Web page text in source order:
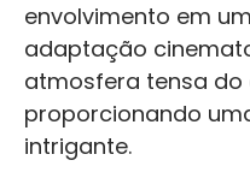
envolvimento em
adaptação
atmosfera tensa do
proporcionando
intrigante.